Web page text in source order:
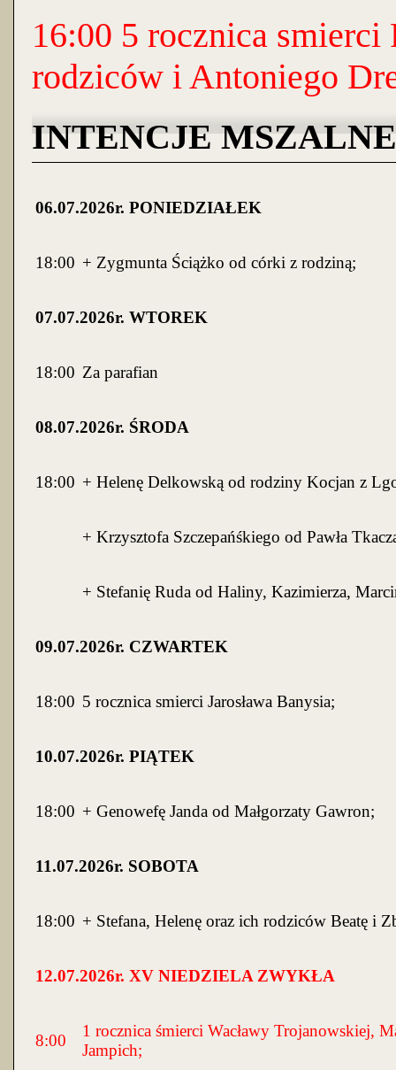
16:00 5 rocznica smierci
rodziców i Antoniego
INTENCJE MSZALNE
06.07.2026r. PONIEDZIAŁEK
18:00 + Zygmunta Ściążko od córki z rodziną;
07.07.2026r. WTOREK
18:00 Za parafian
08.07.2026r. ŚRODA
18:00 + Helenę Delkowską od rodziny Kocjan z
+ Krzysztofa Szczepańśkiego od Pawła
+ Stefanię Ruda od Haliny, Kazimierza,
09.07.2026r. CZWARTEK
18:00 5 rocznica smierci Jarosława Banysia;
10.07.2026r. PIĄTEK
18:00 + Genowefę Janda od Małgorzaty Gawron;
11.07.2026r. SOBOTA
18:00 + Stefana, Helenę oraz ich rodziców Beatę i
12.07.2026r. XV NIEDZIELA ZWYKŁA
8:00
1 rocznica śmierci Wacławy Trojanowskiej,
Jampich;